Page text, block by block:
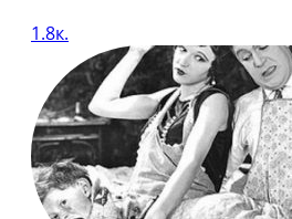
1.8к.